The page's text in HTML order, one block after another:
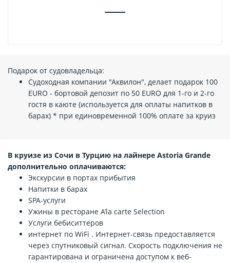
Подарок от судовладельца:
Судоходная компании "Аквилон", делает подарок 100
EURO - бортовой депозит по 50 EURО для 1-го и 2-го
гостя в каюте (используется для оплаты напитков в
барах) * при единовременной 100% оплате за круиз
В круизе из Сочи в Турцию на лайнере Astoria Grande
дополнительно оплачиваются:
Экскурсии в портах прибытия
Напитки в барах
SPA-услуги
Ужины в ресторане A’la carte Selection
Услуги бебиситтеров
интернет по WiFi . Интернет-связь предоставляется
через спутниковый сигнал. Скорость подключения не
гарантирована и ограничена доступом к веб-